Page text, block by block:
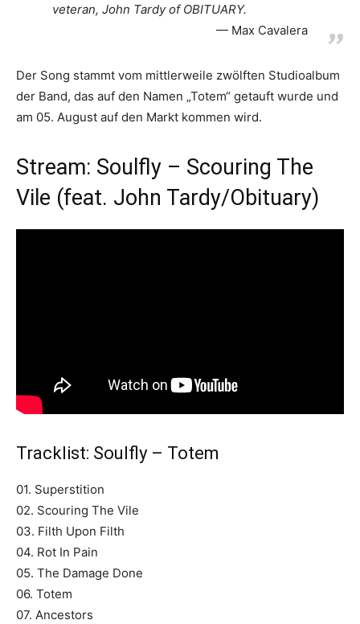
veteran, John Tardy of OBITUARY.
Max Cavalera
Der Song stammt vom mittlerweile zwölften Studioalbum
der Band, das auf den Namen „Totem“ getauft wurde und
am 05. August auf den Markt kommen wird.
Stream: Soulfly – Scouring The
Vile (feat. John Tardy/Obituary)
Tracklist: Soulfly – Totem
01. Superstition
02. Scouring The Vile
03. Filth Upon Filth
04. Rot In Pain
05. The Damage Done
06. Totem
07. Ancestors